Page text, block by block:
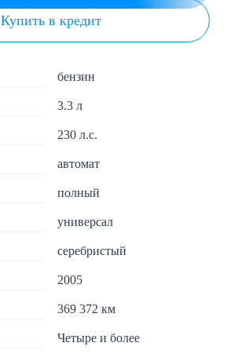
Купить в кредит
бензин
3.3 л
230 л.с.
автомат
полный
универсал
серебристый
2005
369 372 км
Четыре и более